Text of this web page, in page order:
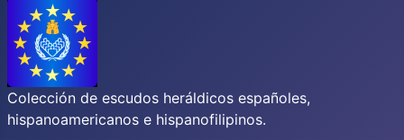
Colección de escudos heráldicos españoles,
hispanoamericanos e hispanofilipinos.